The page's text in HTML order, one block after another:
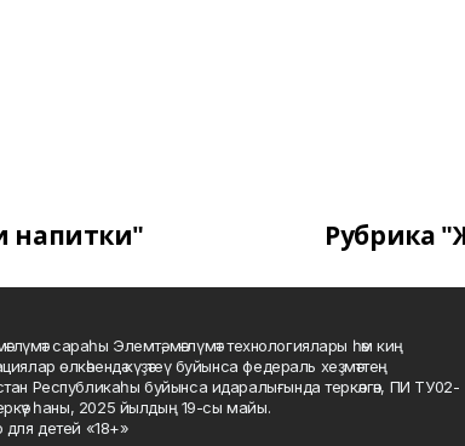
напитки" Рубрика
сараһы Элемтә, мәғлүмәт технологиялары һәм киң
өлкәһендә күҙәтеү буйынса федераль хеҙмәттең
Республикаһы буйынса идаралығында теркәлгән, ПИ ТУ02-
һаны, 2025 йылдың 19-сы майы.
для детей «18+»